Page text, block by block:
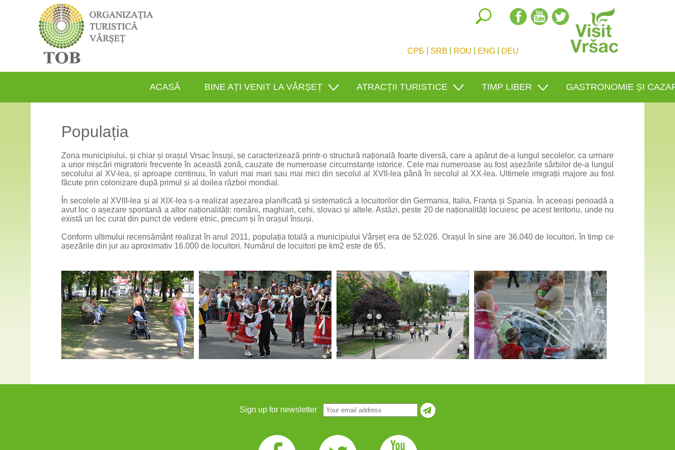
СРБ SRB ROU ENG DEU
ACASĂ BINE AȚI VENIT LA VÂRȘEȚ ATRACȚII TURISTICE TIMP LIBER GASTRONOMIE ȘI
Populația
Zona municipiului, și chiar și orașul Vrsac însuși, se caracterizează printr-o structură națională foarte diversă, care a apărut de-a lungul secolelor, ca urmare
a unor mișcări migratorii frecvente în această zonă, cauzate de numeroase circumstanțe istorice. Cele mai numeroase au fost așezările sârbilor de-a lungul
secolului al XV-lea, și aproape continuu, în valuri mai mari sau mai mici din secolul al XVII-lea până în secolul al XX-lea. Ultimele imigrații majore au fost
făcute prin colonizare după primul și al doilea război mondial.
În secolele al XVIII-lea și al XIX-lea s-a realizat așezarea planificată și sistematică a locuitorilor din Germania, Italia, Franța și Spania. În aceeași perioadă a
avut loc o așezare spontană a altor naționalități: români, maghiari, cehi, slovaci și altele. Astăzi, peste 20 de naționalități locuiesc pe acest teritoriu, unde nu
există un loc curat din punct de vedere etnic, precum și în orașul însuși.
Conform ultimului recensământ realizat în anul 2011, populația totală a municipiului Vârșeț era de 52.026. Orașul în sine are 36.040 de locuitori, în timp ce
așezările din jur au aproximativ 16.000 de locuitori. Numărul de locuitori pe km2 este de 65.
Sign up for newsletter